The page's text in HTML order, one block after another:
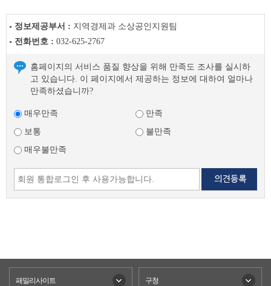
정보제공부서 : 지역경제과 소상공인지원팀
전화번호 : 032-625-2767
홈페이지의 서비스 품질 향상을 위해 만족도 조사를 실시하
고 있습니다. 이 페이지에서 제공하는 정보에 대하여 얼마나
만족하셨습니까?
매우만족
만족
보통
불만족
매우불만족
패밀리사이트 구청